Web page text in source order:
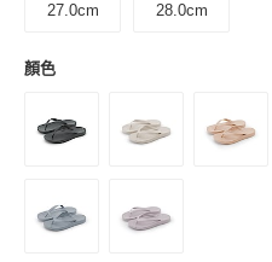
27.0cm 28.0cm
顏色